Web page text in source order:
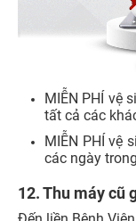
MIỄN PHÍ vệ
tất cả các
MIỄN PHÍ vệ
các ngày
12. Thu máy cũ